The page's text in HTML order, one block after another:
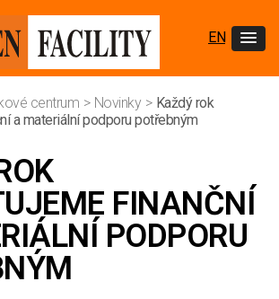
EN
centrum > Novinky > Každý rok
a materiální podporu potřebným
FINANČNÍ
PODPORU